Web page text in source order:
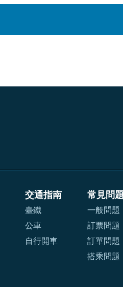
交通指南
臺鐵
公車
自行開車
常見問題
一般問題
訂票問題
訂單問題
搭乘問題